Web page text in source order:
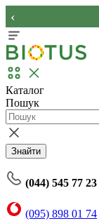
‹
Каталог
Пошук
Знайти
(044) 545 77 23
(095) 898 01 74